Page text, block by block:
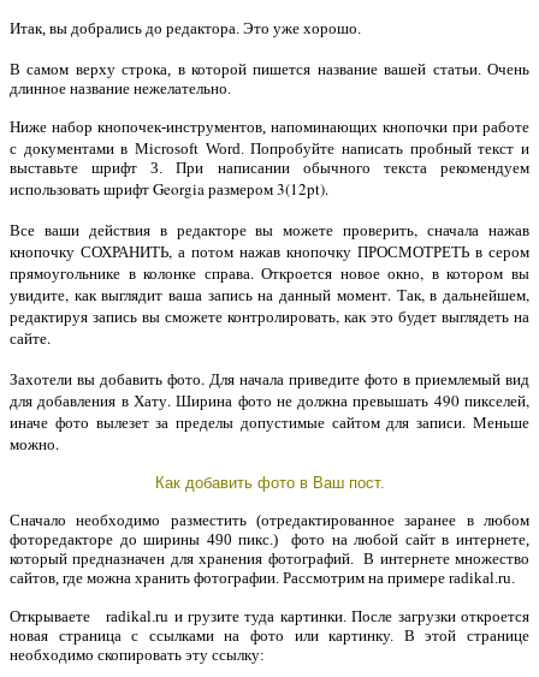
Итак, вы добрались до редактора. Это уже хорошо.
В самом верху строка, в которой пишется название вашей статьи. Очень
длинное название нежелательно.
Ниже набор кнопочек-инструментов, напоминающих кнопочки при работе
с документамив Microsoft Word. Попробуйте написать пробный текст и
выставьте шрифт 3. При написании обычного текста рекомендуем
использовать шрифт Georgia размером 3(12pt).
Все ваши действия в редакторе вы можете проверить, сначала нажав
кнопочку СОХРАНИТЬ, а потом нажав кнопочку ПРОСМОТРЕТЬ в сером
прямоугольнике в колонке справа. Откроется новое окно, в котором вы
увидите, как выглядит ваша запись на данный момент. Так, в дальнейшем,
редактируя запись вы сможете контролировать, как это будет выглядеть на
сайте.
Захотели вы добавить фото. Для начала приведите фото в приемлемый вид
для добавления в Хату. Ширина фото не должна превышать 490 пикселей,
иначе фото вылезет за пределы допустимые сайтом для записи. Меньше
можно.
Как добавить фото в Ваш пост.
Сначало необходимо разместить (отредактированное заранее в любом
фоторедакторе до ширины 490 пикс.) фото на любой сайт в интернете,
который предназначен для хранения фотографий. В интернете множество
сайтов, где можна хранить фотографии. Рассмотрим на примере radikal.ru.
Открываете radikal.ru и грузите туда картинки. После загрузки откроется
новая страница с ссылками на фото или картинку. В этой странице
необходимо скопировать эту ссылку: